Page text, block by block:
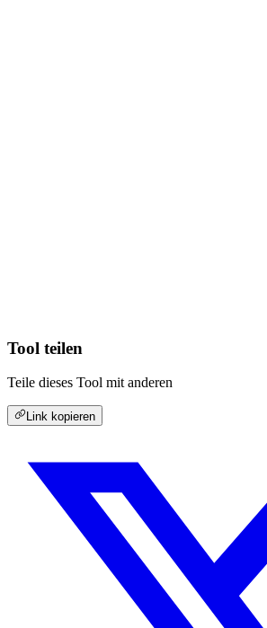
Tool teilen
Teile dieses Tool mit anderen
Link kopieren